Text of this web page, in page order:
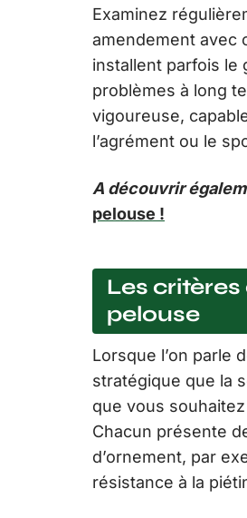
Examinez
amendement avec
installent parfois le
problèmes à long
vigoureuse,
l’agrément ou le
A découvrir
pelouse !
Les
pelouse
Lorsque l’on parle
stratégique que la
que vous
Chacun présente
d’ornement, par
résistance à la